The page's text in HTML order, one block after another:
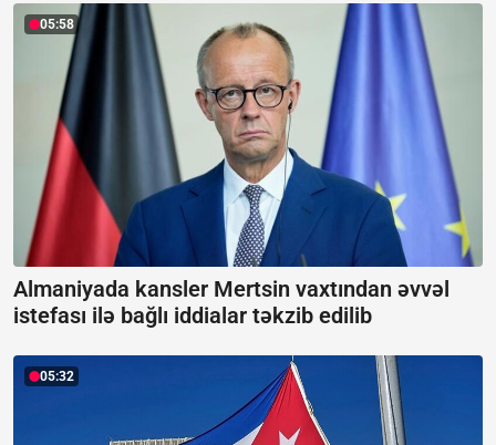
05:58
Almaniyada kansler Mertsin vaxtından əvvəl
istefası ilə bağlı iddialar təkzib edilib
05:32